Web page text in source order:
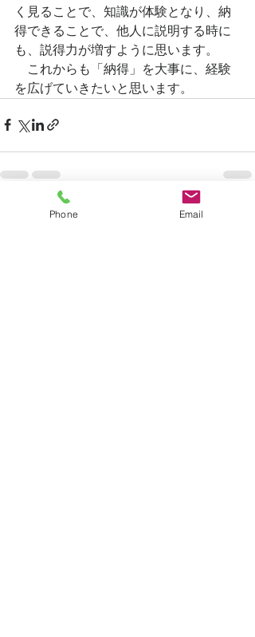
く見ることで、知識が体験となり、納
得できることで、他人に説明する時に
も、説得力が増すように思います。
これからも「納得」を大事に、経験
を広げていきたいと思います。
最新記事 すべて表示
Phone Email